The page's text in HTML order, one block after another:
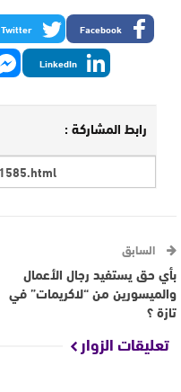
Facebook
Twitter
LinkedIn
رابط المشاركة :
السابق
بأي حق يستفيد رجال الأعمال
والميسورين من “لاكريمات” في
تازة ؟
تعليقات الزوار